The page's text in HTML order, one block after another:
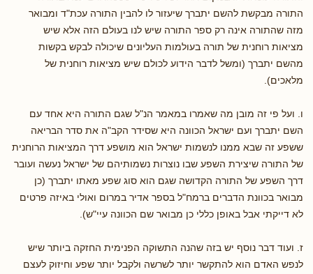
התורה מבקשת להשם יתברך שיעזור לו להבין התורה עכת"ד ומבואר
מזה שהתורה אינה רק ספר התורה שיש לנו בעולם הזה אלא שיש
מציאות רוחנית של תורה בעולמות העליונים שיכולה לבקש בקשות
מהשם יתברך (ומשל לדבר הידוע לכולם שיש מציאות רוחנית של
מלאכים).
ו. ועל פי זה מובן מה שאמרו במאמר הנ"ל שגם התורה היא אחד עם
השם יתברך ועם ישראל הכוונה היא שסידר הקב"ה את סדר הבריאה
ששפע זה שבא ממנו לנשמות ישראל הוא מושפע דרך המציאות הרוחנית
של התורה שיצירת השפע שבו נוצרות נשמותיהם של ישראל נעשה ועובר
דרך השפע של התורה הקדושה שגם הוא סוג שפע מאתו יתברך (כן
מבואר בכוונת הדברים ברמח"ל בספר אדיר במרום ואולי באיזה פרטים
לא דייקתי אבל באופן כללי כן מבואר שם הכוונה עיי"ש).
ז. ועוד דבר נוסף יש בזה שהנה התשוקה הפנימית החזקה ביותר שיש
לנפש האדם הוא להתקשר יותר לשרשה ולקבל יותר שפע וחיזוק לעצם